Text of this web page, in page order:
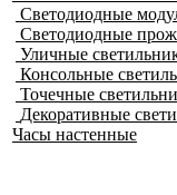
Светодиодные
Светодиодные
Уличные
Консольные
Точечные
Декоративные
Часы настенные